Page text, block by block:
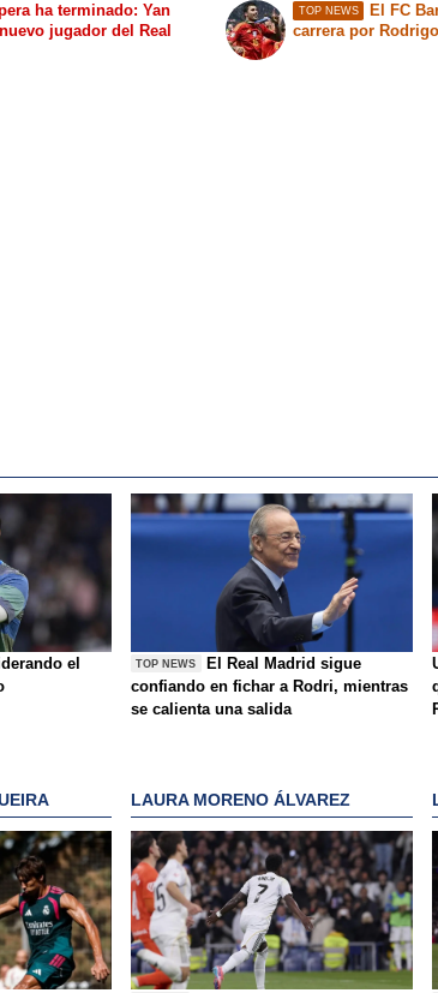
ha terminado: Yan
jugador del Real
TOP NEWS
El FC
carrera por
el
TOP NEWS
El Real Madrid sigue
confiando en fichar a Rodri, mientras
se calienta una salida
LAURA MORENO ÁLVAREZ